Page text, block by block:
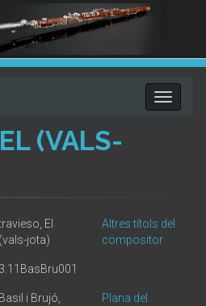
Toggle
(VALS-
El
(vals-jota)
Altres títols del
compositor
3.11BasBru001
Basil i Brujó,
Plana del